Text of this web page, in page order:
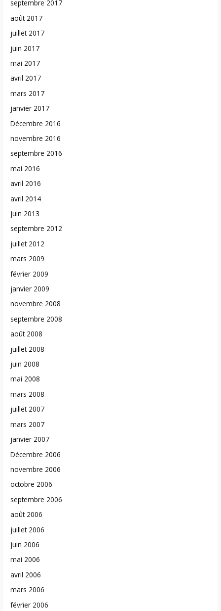
septembre 2017
août 2017
juillet 2017
juin 2017
mai 2017
avril 2017
mars 2017
janvier 2017
Décembre 2016
novembre 2016
septembre 2016
mai 2016
avril 2016
avril 2014
juin 2013
septembre 2012
juillet 2012
mars 2009
février 2009
janvier 2009
novembre 2008
septembre 2008
août 2008
juillet 2008
juin 2008
mai 2008
mars 2008
juillet 2007
mars 2007
janvier 2007
Décembre 2006
novembre 2006
octobre 2006
septembre 2006
août 2006
juillet 2006
juin 2006
mai 2006
avril 2006
mars 2006
février 2006